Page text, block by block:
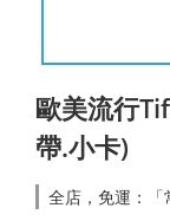
歐美流行
帶.小卡)
全店，免運：